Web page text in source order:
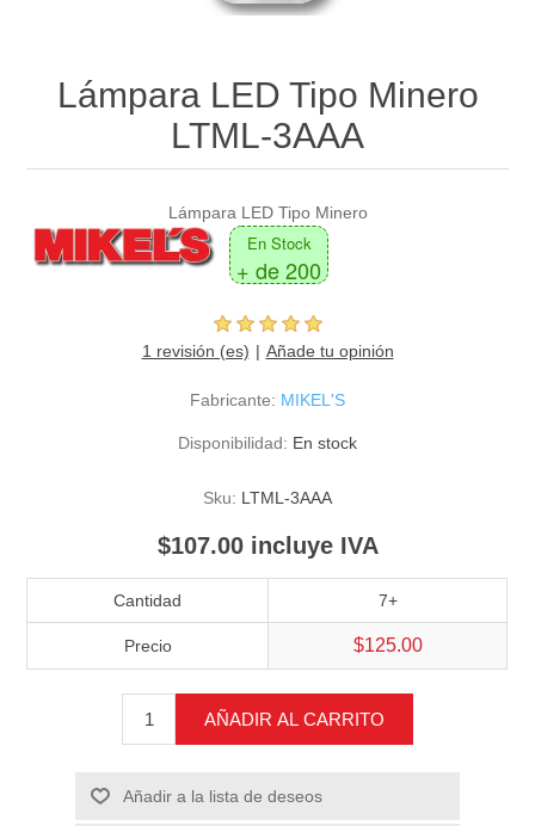
Lámpara LED Tipo Minero
LTML-3AAA
Lámpara LED Tipo Minero
En Stock
+ de 200
1 revisión (es) Añade tu opinión
Fabricante: MIKEL'S
Disponibilidad: En stock
Sku: LTML-3AAA
$107.00 incluye IVA
Cantidad 7+
Precio $125.00
AÑADIR AL CARRITO
Añadir a la lista de deseos